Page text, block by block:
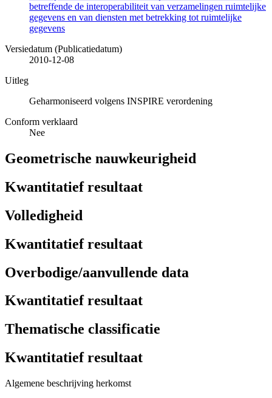
betreffende de interoperabiliteit van verzamelingen ruimtelijke
gegevens en van diensten met betrekking tot ruimtelijke
gegevens
Versiedatum (Publicatiedatum)
2010-12-08
Uitleg
Geharmoniseerd volgens INSPIRE verordening
Conform verklaard
Nee
Geometrische nauwkeurigheid
Kwantitatief resultaat
Volledigheid
Kwantitatief resultaat
Overbodige/aanvullende data
Kwantitatief resultaat
Thematische classificatie
Kwantitatief resultaat
Algemene beschrijving herkomst